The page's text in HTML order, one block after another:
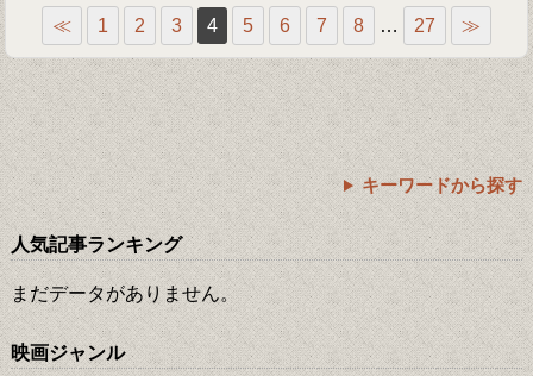
≪ 1 2 3 4 5 6 7 8 … 27 ≫
キーワードから探す
人気記事ランキング
まだデータがありません。
映画ジャンル